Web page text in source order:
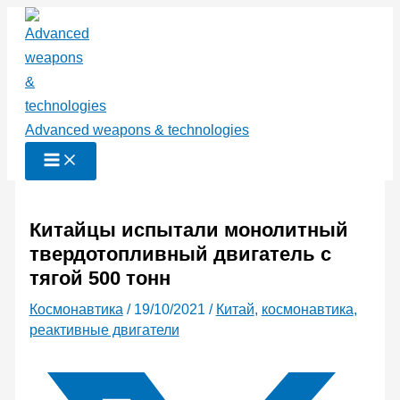
Перейти
содержимому
Advanced weapons & technologies
Китайцы испытали монолитный
твердотопливный двигатель с
тягой 500 тонн
Космонавтика / 19/10/2021 / Китай, космонавтика,
реактивные двигатели